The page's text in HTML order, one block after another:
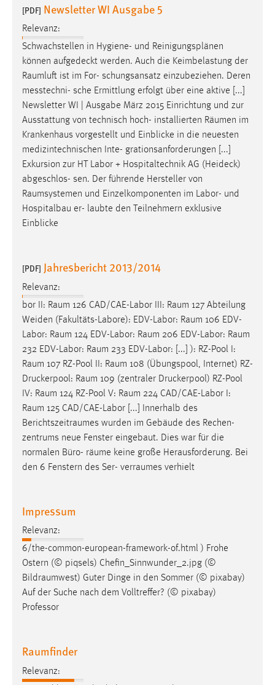
[PDF] Newsletter WI Ausgabe 5
Relevanz:
Schwachstellen in Hygiene- und Reinigungsplänen
können aufgedeckt werden. Auch die Keimbelastung der
Raumluft ist im For- schungsansatz einzubeziehen. Deren
messtechni- sche Ermittlung erfolgt über eine aktive [...]
Newsletter WI | Ausgabe März 2015 Einrichtung und zur
Ausstattung von technisch hoch- installierten Räumen im
Krankenhaus vorgestellt und Einblicke in die neuesten
medizintechnischen Inte- grationsanforderungen [...]
Exkursion zur HT Labor + Hospitaltechnik AG (Heideck)
abgeschlos- sen. Der führende Hersteller von
Raumsystemen und Einzelkomponenten im Labor- und
Hospitalbau er- laubte den Teilnehmern exklusive
Einblicke
[PDF] Jahresbericht 2013/2014
Relevanz:
bor II: Raum 126 CAD/CAE-Labor III: Raum 127 Abteilung
Weiden (Fakultäts-Labore): EDV-Labor: Raum 106 EDV-
Labor: Raum 124 EDV-Labor: Raum 206 EDV-Labor: Raum
232 EDV-Labor: Raum 233 EDV-Labor: [...] ): RZ-Pool I:
Raum 107 RZ-Pool II: Raum 108 (Übungspool, Internet) RZ-
Druckerpool: Raum 109 (zentraler Druckerpool) RZ-Pool
IV: Raum 124 RZ-Pool V: Raum 224 CAD/CAE-Labor I:
Raum 125 CAD/CAE-Labor [...] Innerhalb des
Berichtszeitraumes wurden im Gebäude des Rechen-
zentrums neue Fenster eingebaut. Dies war für die
normalen Büro- räume keine große Herausforderung. Bei
den 6 Fenstern des Ser- verraumes verhielt
Impressum
Relevanz:
6/the-common-european-framework-of.html ) Frohe
Ostern (© piqsels) Chefin_Sinnwunder_2.jpg (©
Bildraumwest) Guter Dinge in den Sommer (© pixabay)
Auf der Suche nach dem Volltreffer? (© pixabay)
Professor
Raumfinder
Relevanz: